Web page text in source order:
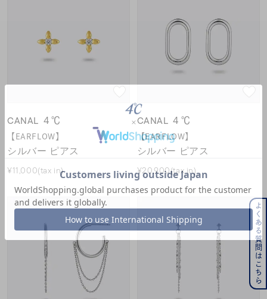
CANAL ４℃
【EARFLOW】
シルバー ピアス
¥11,000(tax in)
CANAL ４℃
【EARFLOW】
シルバー ピアス
¥20,900(tax in)
よくある質問はこちら